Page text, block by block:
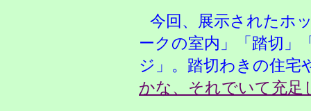
今回、展示されたホ
ークの室内」「踏切」
ジ」。踏切わきの住宅
かな、それでいて充足